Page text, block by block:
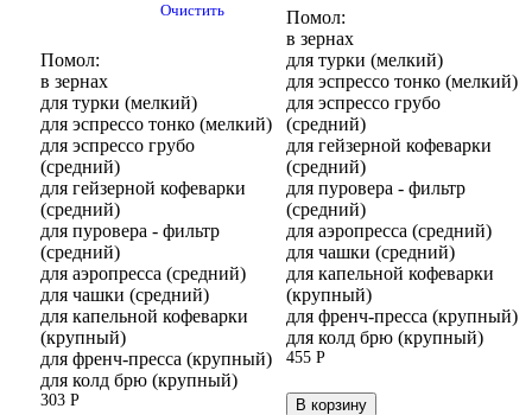
Помол:
в зернах
для турки (мелкий)
для эспрессо тонко (мелкий)
для эспрессо грубо
(средний)
для гейзерной кофеварки
(средний)
для пуровера - фильтр
(средний)
для аэропресса (средний)
для чашки (средний)
для капельной кофеварки
(крупный)
для френч-пресса (крупный)
для колд брю (крупный)
455 Р
В корзину
Очистить
Помол:
в зернах
для турки (мелкий)
для эспрессо тонко (мелкий)
для эспрессо грубо
(средний)
для гейзерной кофеварки
(средний)
для пуровера - фильтр
(средний)
для аэропресса (средний)
для чашки (средний)
для капельной кофеварки
(крупный)
для френч-пресса (крупный)
для колд брю (крупный)
303 Р